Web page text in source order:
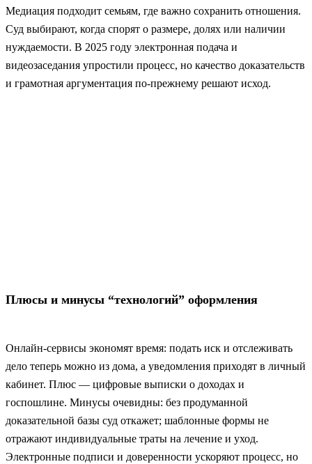
Медиация подходит семьям, где важно сохранить отношения.
Суд выбирают, когда спорят о размере, долях или наличии
нуждаемости. В 2025 году электронная подача и
видеозаседания упростили процесс, но качество доказательств
и грамотная аргументация по-прежнему решают исход.
Плюсы и минусы “технологий” оформления
Онлайн-сервисы экономят время: подать иск и отслеживать
дело теперь можно из дома, а уведомления приходят в личный
кабинет. Плюс — цифровые выписки о доходах и
госпошлине. Минусы очевидны: без продуманной
доказательной базы суд откажет; шаблонные формы не
отражают индивидуальные траты на лечение и уход.
Электронные подписи и доверенности ускоряют процесс, но